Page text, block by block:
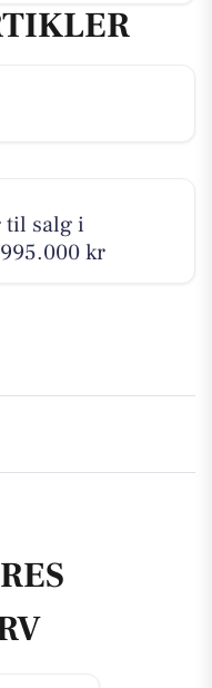
til salg i
kr